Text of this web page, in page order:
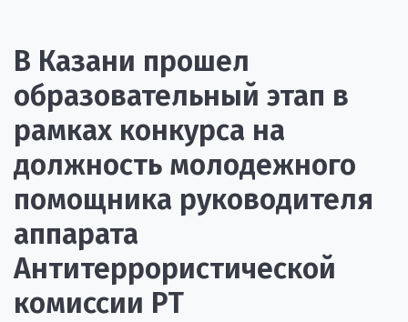
В Казани прошел
образовательный этап в
рамках конкурса на
должность молодежного
помощника руководителя
аппарата
Антитеррористической
комиссии РТ